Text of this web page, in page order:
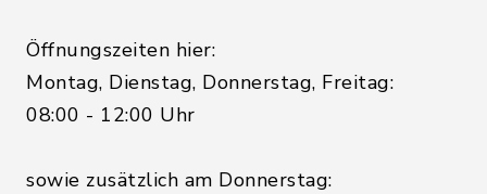
Öffnungszeiten hier:
Montag, Dienstag, Donnerstag, Freitag:
08:00 - 12:00 Uhr
sowie zusätzlich am Donnerstag: